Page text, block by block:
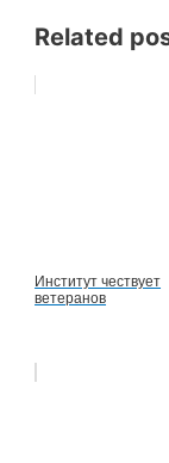
Related
Институт чествует
ветеранов